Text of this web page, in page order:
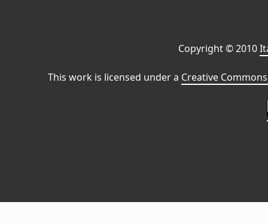
Copyright © 2010
This work is licensed under a Creative